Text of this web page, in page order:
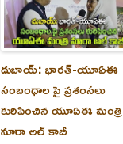
దుబాయ్‌: భారత్-యూఏఈ
సంబంధాల పై ప్రశంసలు
కురిపించిన యూఏఈ మంత్రి
నూరా అల్‌ కాబీ